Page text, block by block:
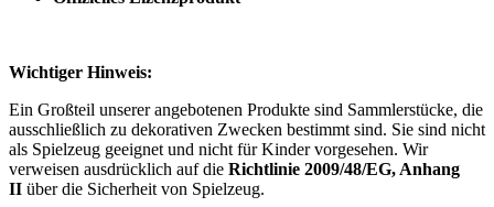
Wichtiger Hinweis:
Ein Großteil unserer angebotenen Produkte sind Sammlerstücke, die
ausschließlich zu dekorativen Zwecken bestimmt sind. Sie sind nicht
als Spielzeug geeignet und nicht für Kinder vorgesehen. Wir
verweisen ausdrücklich auf die Richtlinie 2009/48/EG, Anhang
II über die Sicherheit von Spielzeug.